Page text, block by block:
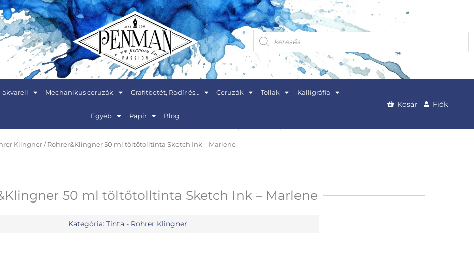
Products
search
akvarell Mechanikus ceruzák Grafitbetét, Radír és… Ceruzák Tollak Kalligráfia
Egyéb Papír Blog
Kosár Fiók
Klingner / Rohrer&Klingner 50 ml töltőtolltinta Sketch Ink – Marlene
50 ml töltőtolltinta Sketch Ink – Marlene
Kategória: Tinta - Rohrer Klingner